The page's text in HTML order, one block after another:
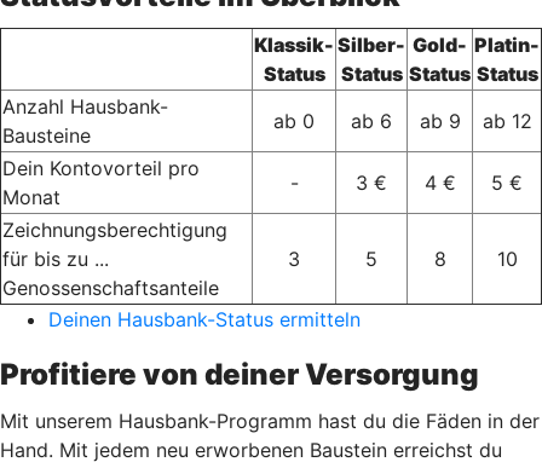
Klassik-
Status
Silber-
Status
Gold-
Status
Platin-
Status
Anzahl Hausbank-
Bausteine
ab 0 ab 6 ab 9
ab 12
Dein Kontovorteil pro
Monat
- 3 € 4 €
5 €
Zeichnungsberechtigung
für bis zu ...
Genossenschaftsanteile
3 5 8 10
Deinen Hausbank-Status ermitteln
Profitiere von deiner Versorgung
Mit unserem Hausbank-Programm hast du die Fäden in der
Hand. Mit jedem neu erworbenen Baustein erreichst du